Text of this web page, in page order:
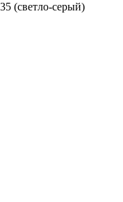
(светло-серый)